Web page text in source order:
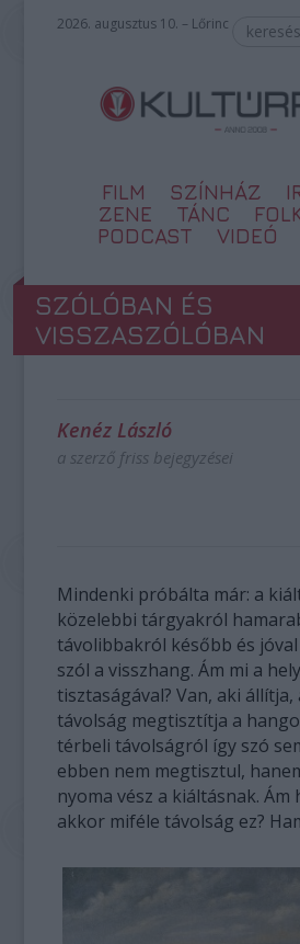
2026. augusztus 10. – Lőrinc
FILM SZÍNHÁZ
ZENE
TÁNC
PODCAST
VIDEÓ
SZÓLÓBAN ÉS
VISSZASZÓLÓBAN
Kenéz László
a szerző friss bejegyzései
Mindenki próbálta már: a
közelebbi tárgyakról
távolibbakról később és
szól a visszhang. Ám mi a
tisztaságával? Van, aki
távolság megtisztítja a
térbeli távolságról így szó
ebben nem megtisztul,
nyoma vész a kiáltásnak. Ám
akkor miféle távolság ez?